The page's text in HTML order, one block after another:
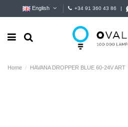
English +34 91 360 43 86
Home HAVANA DROPPER BLUE 60-24V ART